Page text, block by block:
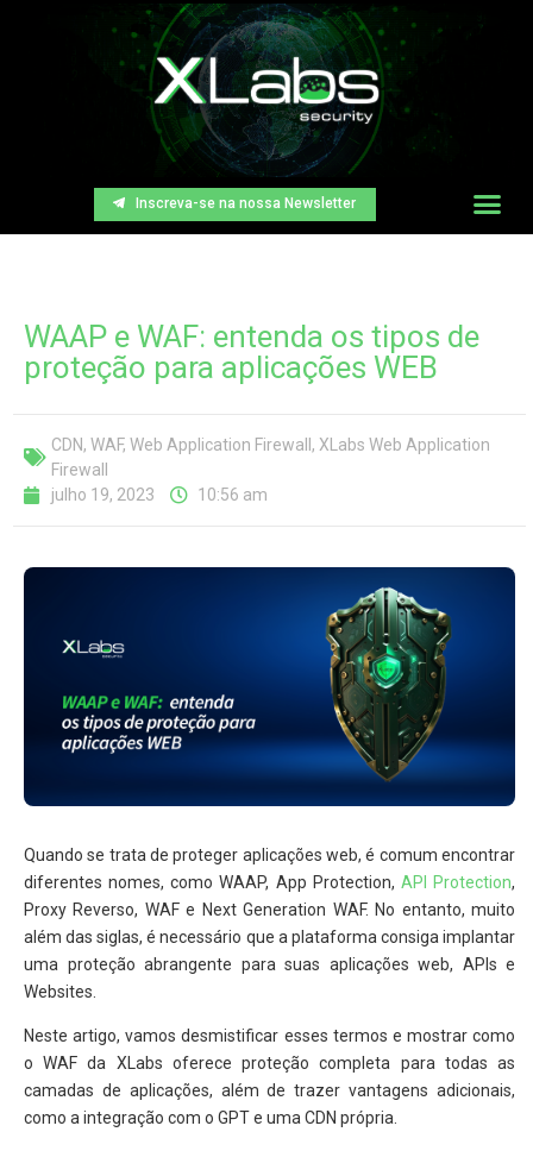
Inscreva-se na nossa Newsletter
WAAP e WAF: entenda os tipos de
proteção para aplicações WEB
CDN, WAF, Web Application Firewall, XLabs Web Application
Firewall
julho 19, 2023
10:56 am
Quando se trata de proteger aplicações web, é comum encontrar
diferentes nomes, como WAAP, App Protection, API Protection,
Proxy Reverso, WAF e Next Generation WAF. No entanto, muito
além das siglas, é necessário que a plataforma consiga implantar
uma proteção abrangente para suas aplicações web, APIs e
Websites.
Neste artigo, vamos desmistificar esses termos e mostrar como
o WAF da XLabs oferece proteção completa para todas as
camadas de aplicações, além de trazer vantagens adicionais,
como a integração com o GPT e uma CDN própria.